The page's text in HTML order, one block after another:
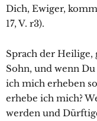
Dich, Ewiger,
17, V. r3).
Sprach der Heilige,
Sohn, und wenn
ich mich erheben
erhebe ich mich?
werden und